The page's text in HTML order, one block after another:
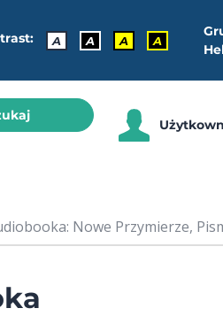
A A A A
Nowe Przymierze,